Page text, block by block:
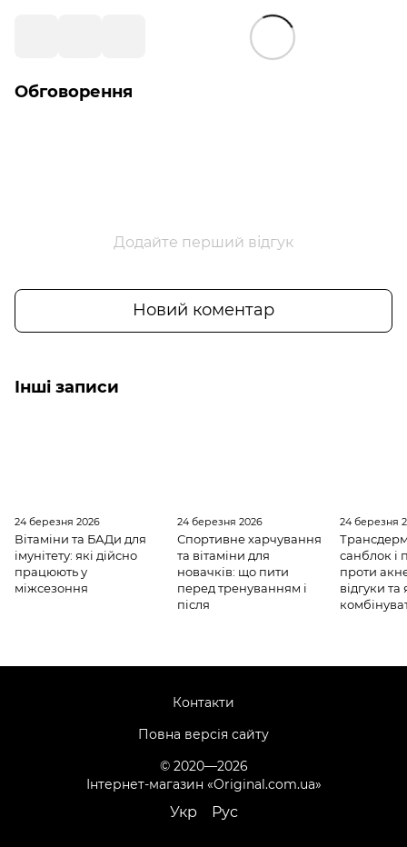
Обговорення
Додайте перший відгук
Новий коментар
Інші записи
24 березня 2026
Вітаміни та БАДи для
імунітету: які дійсно
працюють у
міжсезоння
24 березня 2026
Спортивне харчування
та вітаміни для
новачків: що пити
перед тренуванням і
після
24 березня
санблок і
проти
відгуки та
Контакти
Повна версія сайту
© 2020—2026
Інтернет-магазин «Original.com.ua»
Укр Рус